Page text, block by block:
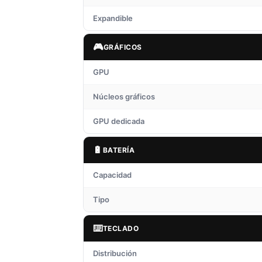
Expandible
🎮GRÁFICOS
GPU
Núcleos gráficos
GPU dedicada
🔋 BATERÍA
Capacidad
Tipo
⌨️TECLADO
Distribución